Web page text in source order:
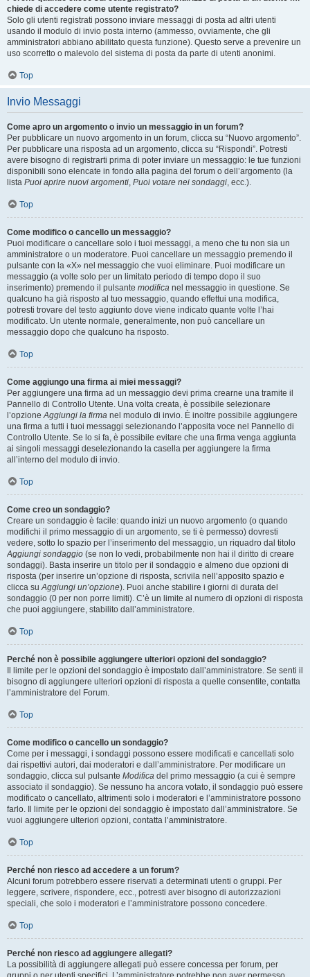
chiede di accedere come utente registrato?
Solo gli utenti registrati possono inviare messaggi di posta ad altri utenti
usando il modulo di invio posta interno (ammesso, ovviamente, che gli
amministratori abbiano abilitato questa funzione). Questo serve a prevenire un
uso scorretto o malevolo del sistema di posta da parte di utenti anonimi.
Top
Invio Messaggi
Come apro un argomento o invio un messaggio in un forum?
Per pubblicare un nuovo argomento in un forum, clicca su “Nuovo argomento”.
Per pubblicare una risposta ad un argomento, clicca su “Rispondi”. Potresti
avere bisogno di registrarti prima di poter inviare un messaggio: le tue funzioni
disponibili sono elencate in fondo alla pagina del forum o dell’argomento (la
lista Puoi aprire nuovi argomenti, Puoi votare nei sondaggi, ecc.).
Top
Come modifico o cancello un messaggio?
Puoi modificare o cancellare solo i tuoi messaggi, a meno che tu non sia un
amministratore o un moderatore. Puoi cancellare un messaggio premendo il
pulsante con la «X» nel messaggio che vuoi eliminare. Puoi modificare un
messaggio (a volte solo per un limitato periodo di tempo dopo il suo
inserimento) premendo il pulsante modifica nel messaggio in questione. Se
qualcuno ha già risposto al tuo messaggio, quando effettui una modifica,
potresti trovare del testo aggiunto dove viene indicato quante volte l’hai
modificato. Un utente normale, generalmente, non può cancellare un
messaggio dopo che qualcuno ha risposto.
Top
Come aggiungo una firma ai miei messaggi?
Per aggiungere una firma ad un messaggio devi prima crearne una tramite il
Pannello di Controllo Utente. Una volta creata, è possibile selezionare
l’opzioneAggiungi la firma nel modulo di invio. È inoltre possibile aggiungere
una firma a tutti i tuoi messaggi selezionando l’apposita voce nel Pannello di
Controllo Utente. Se lo si fa, è possibile evitare che una firma venga aggiunta
ai singoli messaggi deselezionando la casella per aggiungere la firma
all’interno del modulo di invio.
Top
Come creo un sondaggio?
Creare un sondaggio è facile: quando inizi un nuovo argomento (o quando
modifichi il primo messaggio di un argomento, se ti è permesso) dovresti
vedere, sotto lo spazio per l’inserimento del messaggio, un riquadro dal titolo
Aggiungi sondaggio (se non lo vedi, probabilmente non hai il diritto di creare
sondaggi). Basta inserire un titolo per il sondaggio e almeno due opzioni di
risposta (per inserire un’opzione di risposta, scrivila nell’apposito spazio e
clicca suAggiungi un’opzione). Puoi anche stabilire i giorni di durata del
sondaggio (0 per non porre limiti). C’è un limite al numero di opzioni di risposta
che puoi aggiungere, stabilito dall’amministratore.
Top
Perché non è possibile aggiungere ulteriori opzioni del sondaggio?
Il limite per le opzioni del sondaggio è impostato dall’amministratore. Se senti il
bisogno di aggiungere ulteriori opzioni di risposta a quelle consentite, contatta
l’amministratore del Forum.
Top
Come modifico o cancello un sondaggio?
Come per i messaggi, i sondaggi possono essere modificati e cancellati solo
dai rispettivi autori, dai moderatori e dall’amministratore. Per modificare un
sondaggio, clicca sul pulsante Modifica del primo messaggio (a cui è sempre
associato il sondaggio). Se nessuno ha ancora votato, il sondaggio può essere
modificato o cancellato, altrimenti solo i moderatori e l’amministratore possono
farlo. Il limite per le opzioni del sondaggio è impostato dall’amministratore. Se
vuoi aggiungere ulteriori opzioni, contatta l’amministratore.
Top
Perché non riesco ad accedere a un forum?
Alcuni forum potrebbero essere riservati a determinati utenti o gruppi. Per
leggere, scrivere, rispondere, ecc., potresti aver bisogno di autorizzazioni
speciali, che solo i moderatori e l’amministratore possono concedere.
Top
Perché non riesco ad aggiungere allegati?
La possibilità di aggiungere allegati può essere concessa per forum, per